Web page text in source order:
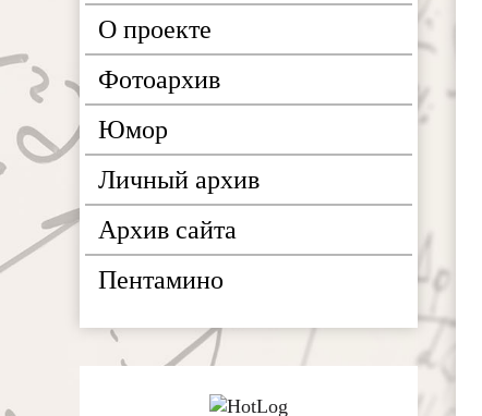
О проекте
Фотоархив
Юмор
Личный архив
Архив сайта
Пентамино